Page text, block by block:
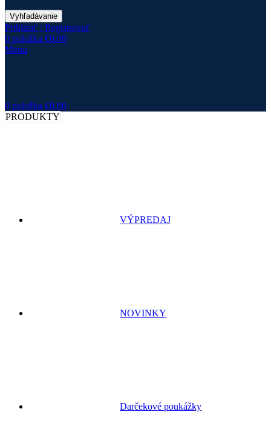
Vyhľadávanie
Prihlásiť / Registrovať
0 položka €0.00
Menu
0 položka €0.00
PRODUKTY
VÝPREDAJ
NOVINKY
Darčekové poukážky